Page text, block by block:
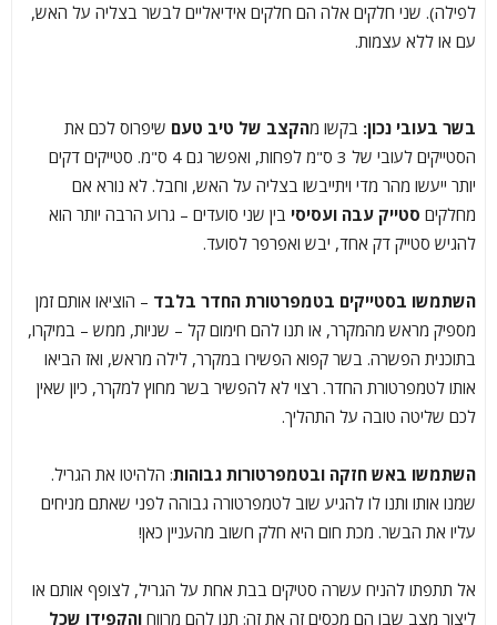
לפילה). שני חלקים אלה הם חלקים אידיאליים לבשר בצליה על האש,
עם או ללא עצמות.
בשר בעובי נכון: בקשו מהקצב של טיב טעם שיפרוס לכם את
הסטייקים לעובי של 3 ס"מ לפחות, ואפשר גם 4 ס"מ. סטייקים דקים
יותר ייעשו מהר מדי ויתייבשו בצליה על האש, וחבל. לא נורא אם
מחלקים סטייק עבה ועסיסי בין שני סועדים – גרוע הרבה יותר הוא
להגיש סטייק דק אחד, יבש ואפרפר לסועד.
השתמשו בסטייקים בטמפרטורת החדר בלבד – הוציאו אותם זמן
מספיק מראש מהמקרר, או תנו להם חימום קל – שניות, ממש – במיקרו,
בתוכנית הפשרה. בשר קפוא הפשירו במקרר, לילה מראש, ואז הביאו
אותו לטמפרטורת החדר. רצוי לא להפשיר בשר מחוץ למקרר, כיון שאין
לכם שליטה טובה על התהליך.
השתמשו באש חזקה ובטמפרטורות גבוהות: הלהיטו את הגריל.
שמנו אותו ותנו לו להגיע שוב לטמפרטורה גבוהה לפני שאתם מניחים
עליו את הבשר. מכת חום היא חלק חשוב מהעניין כאן!
אל תתפתו להניח עשרה סטיקים בבת אחת על הגריל, לצופף אותם או
ליצור מצב שבו הם מכסים זה את זה: תנו להם מרווח והקפידו שכל